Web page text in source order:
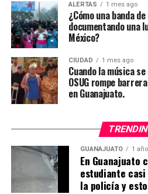
ALERTAS 1 mes ago
¿Cómo una banda
documentando una
México?
CIUDAD 1 mes ago
Cuando la música
OSUG rompe
en Guanajuato.
GUANAJUATO 1
En Guanajuato
estudiante
la policía y